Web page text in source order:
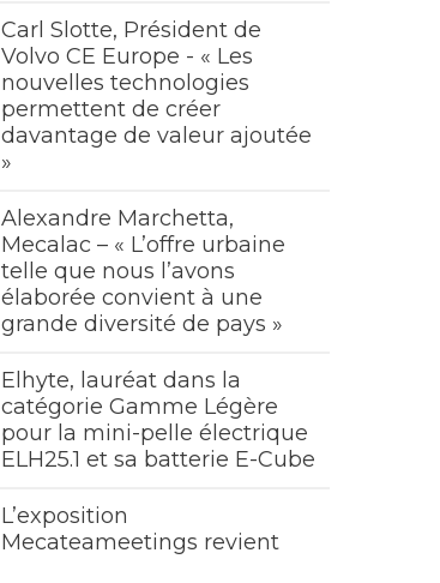
Carl Slotte, Président de
Volvo CE Europe - « Les
nouvelles technologies
permettent de créer
davantage de valeur ajoutée
»
Alexandre Marchetta,
Mecalac – « L’offre urbaine
telle que nous l’avons
élaborée convient à une
grande diversité de pays »
Elhyte, lauréat dans la
catégorie Gamme Légère
pour la mini-pelle électrique
ELH25.1 et sa batterie E-Cube
L’exposition
Mecateameetings revient